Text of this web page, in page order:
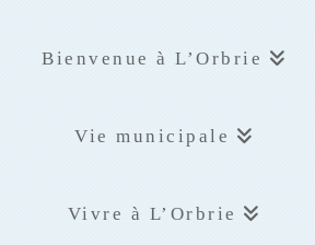
Bienvenue à L’Orbrie
Vie municipale
Vivre à L’Orbrie